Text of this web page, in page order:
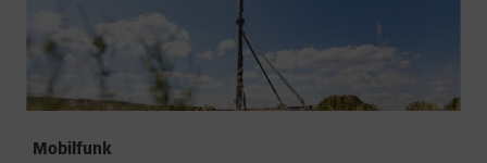
Mobilfunk